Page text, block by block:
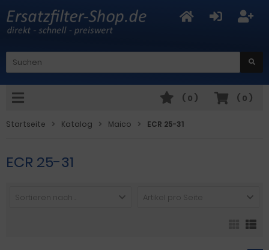
( 0 )
( 0 )
Startseite Katalog Maico ECR 25-31
ECR 25-31
Sortieren nach ... Artikel pro Seite